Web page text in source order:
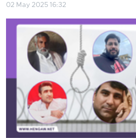
02 May 2025 16:32